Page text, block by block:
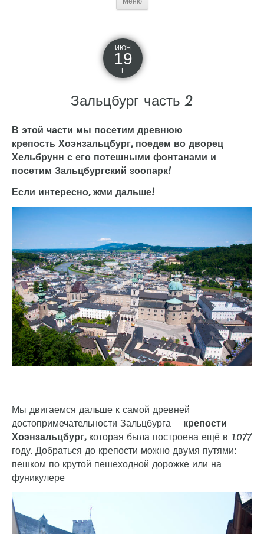
ИЮН
19
Г
Зальцбург часть 2
В этой части мы посетим древнюю
крепость Хоэнзальцбург, поедем во дворец
Хельбрунн с его потешными фонтанами и
посетим Зальцбургский зоопарк!
Если интересно, жми дальше!
Мы двигаемся дальше к самой древней
достопримечательности Зальцбурга — крепости
Хоэнзальцбург, которая была построена ещё в 1077
году. Добраться до крепости можно двумя путями:
пешком по крутой пешеходной дорожке или на
фуникулере